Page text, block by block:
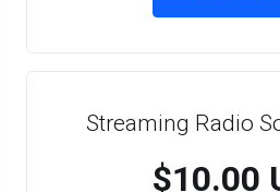
Streaming Radio
$10.00